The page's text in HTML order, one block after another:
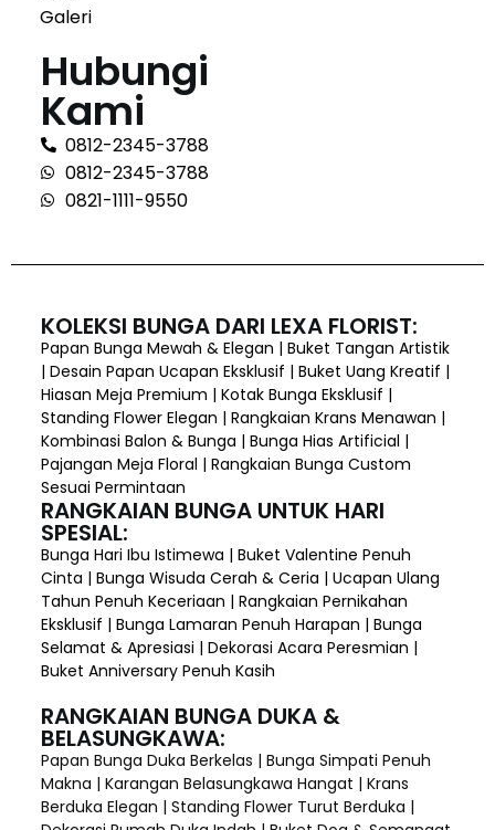
Galeri
Hubungi
Kami
0812-2345-3788
0812-2345-3788
0821-1111-9550
KOLEKSI BUNGA DARI LEXA FLORIST:
Papan Bunga Mewah & Elegan | Buket Tangan Artistik
| Desain Papan Ucapan Eksklusif | Buket Uang Kreatif |
Hiasan Meja Premium | Kotak Bunga Eksklusif |
Standing Flower Elegan | Rangkaian Krans Menawan |
Kombinasi Balon & Bunga | Bunga Hias Artificial |
Pajangan Meja Floral | Rangkaian Bunga Custom
Sesuai Permintaan
RANGKAIAN BUNGA UNTUK HARI
SPESIAL:
Bunga Hari Ibu Istimewa | Buket Valentine Penuh
Cinta | Bunga Wisuda Cerah & Ceria | Ucapan Ulang
Tahun Penuh Keceriaan | Rangkaian Pernikahan
Eksklusif | Bunga Lamaran Penuh Harapan | Bunga
Selamat & Apresiasi | Dekorasi Acara Peresmian |
Buket Anniversary Penuh Kasih
RANGKAIAN BUNGA DUKA &
BELASUNGKAWA:
Papan Bunga Duka Berkelas | Bunga Simpati Penuh
Makna | Karangan Belasungkawa Hangat | Krans
Berduka Elegan | Standing Flower Turut Berduka |